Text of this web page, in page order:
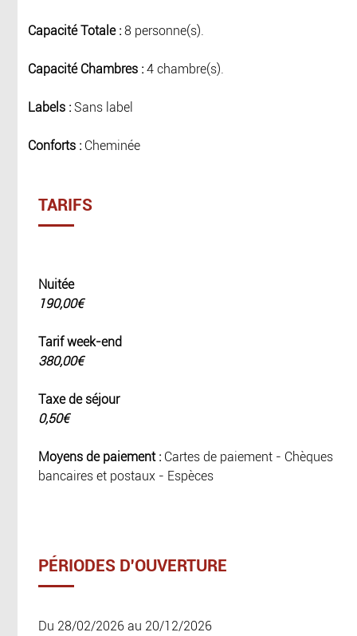
Capacité Totale :8 personne(s).
Capacité Chambres :4 chambre(s).
Labels :Sans label
Conforts : Cheminée
TARIFS
Nuitée
190,00€
Tarif week-end
380,00€
Taxe de séjour
0,50€
Moyens de paiement : Cartes de paiement - Chèques
bancaires et postaux - Espèces
PÉRIODES D'OUVERTURE
Du 28/02/2026 au 20/12/2026